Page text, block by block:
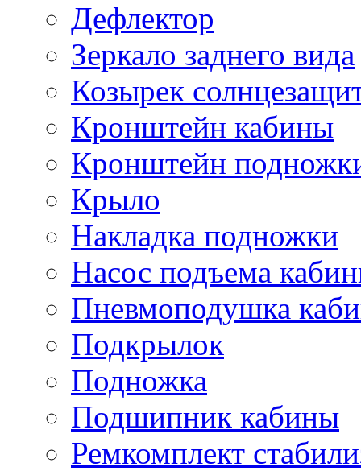
Дефлектор
Зеркало заднего вида
Козырек
Кронштейн кабины
Кронштейн
Крыло
Накладка подножки
Насос подъема
Пневмоподушка
Подкрылок
Подножка
Подшипник кабины
Ремкомплект